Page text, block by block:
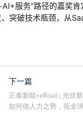
服务”路径的嘉奖
突破技术瓶颈，从
下一篇
正泰新能×eRoad | 光伏
如何借人力之势，拓全